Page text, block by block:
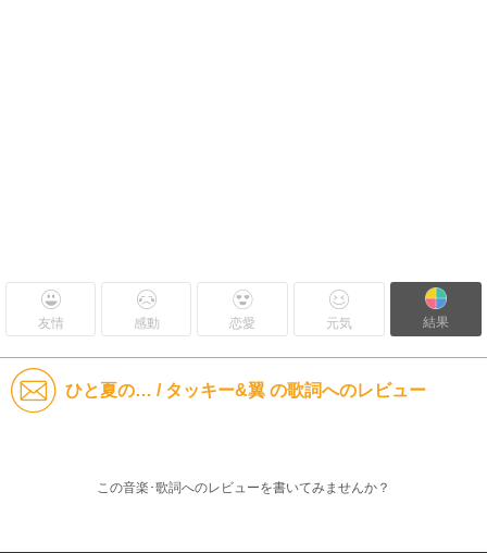
友情 感動 恋愛 元気 結果
ひと夏の… / タッキー&翼 の歌詞へのレビュー
この音楽･歌詞へのレビューを書いてみませんか？